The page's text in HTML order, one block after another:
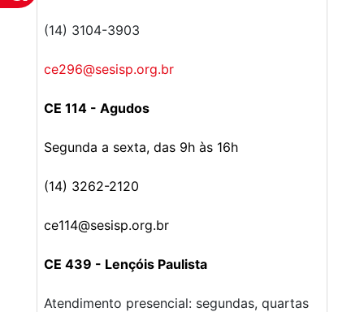
(14) 3104-3903
ce296@sesisp.org.br
CE 114 - Agudos
Segunda a sexta, das 9h às 16h
(14) 3262-2120
ce114@sesisp.org.br
CE 439 - Lençóis Paulista
Atendimento presencial: segundas, quartas